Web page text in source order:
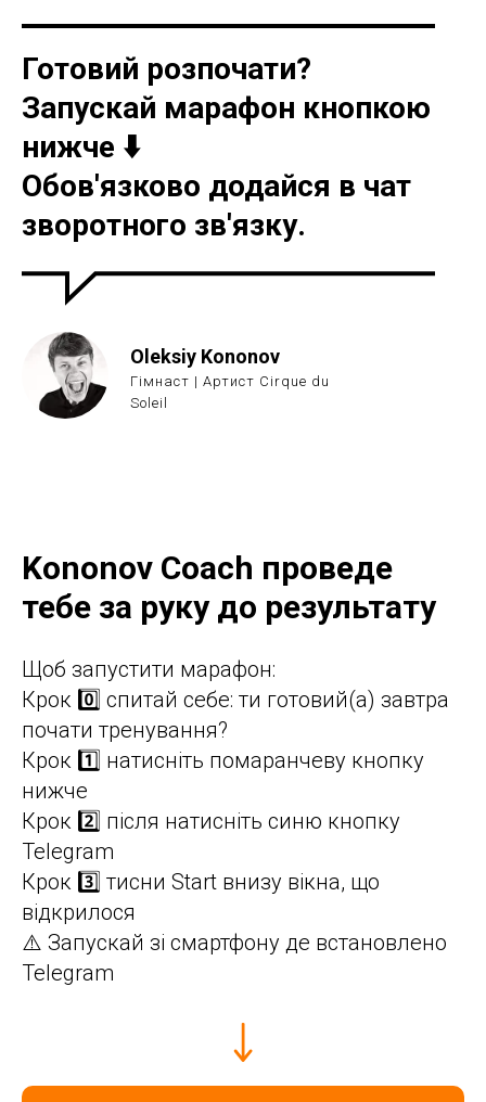
Готовий розпочати?
Запускай марафон кнопкою
нижче ⬇️
Обов'язково додайся в чат
зворотного зв'язку.
Oleksiy Kononov
Гімнаст | Артист Cirque du
Soleil
Kononov Coach проведе
тебе за руку до результату
Щоб запустити марафон:
Крок 0️⃣ спитай себе: ти готовий(а) завтра
почати тренування?
Крок 1️⃣ натисніть помаранчеву кнопку
нижче
Крок 2️⃣ після натисніть синю кнопку
Telegram
Крок 3️⃣ тисни Start внизу вікна, що
відкрилося
⚠️ Запускай зі смартфону де встановлено
Telegram